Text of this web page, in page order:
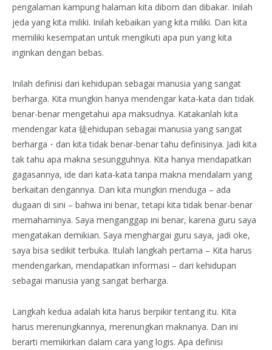
pengalaman kampung halaman kita dibom dan dibakar. Inilah
jeda yang kita miliki. Inilah kebaikan yang kita miliki. Dan kita
memiliki kesempatan untuk mengikuti apa pun yang kita
inginkan dengan bebas.
Inilah definisi dari kehidupan sebagai manusia yang sangat
berharga. Kita mungkin hanya mendengar kata-kata dan tidak
benar-benar mengetahui apa maksudnya. Katakanlah kita
mendengar kata 徒ehidupan sebagai manusia yang sangat
berharga・dan kita tidak benar-benar tahu definisinya. Jadi kita
tak tahu apa makna sesungguhnya. Kita hanya mendapatkan
gagasannya, ide dari kata-kata tanpa makna mendalam yang
berkaitan dengannya. Dan kita mungkin menduga – ada
dugaan di sini – bahwa ini benar, tetapi kita tidak benar-benar
memahaminya. Saya menganggap ini benar, karena guru saya
mengatakan demikian. Saya menghargai guru saya, jadi oke,
saya bisa sedikit terbuka. Itulah langkah pertama – Kita harus
mendengarkan, mendapatkan informasi – dari kehidupan
sebagai manusia yang sangat berharga.
Langkah kedua adalah kita harus berpikir tentang itu. Kita
harus merenungkannya, merenungkan maknanya. Dan ini
berarti memikirkan dalam cara yang logis. Apa definisi